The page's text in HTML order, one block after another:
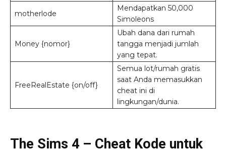
motherlode
Mendapatkan 50,000
Simoleons
Money {nomor}
Ubah dana dari rumah
tangga menjadi jumlah
yang tepat.
FreeRealEstate {on/off}
Semua lot/rumah gratis
saat Anda memasukkan
cheat ini di
lingkungan/dunia.
The Sims 4 – Cheat Kode untuk